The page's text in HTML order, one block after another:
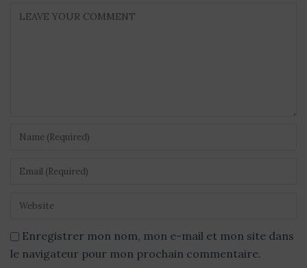
Enregistrer mon nom, mon e-mail et mon site dans
le navigateur pour mon prochain commentaire.